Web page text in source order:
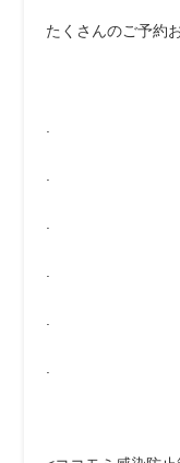
たくさんのご予約
.
.
.
.
.
.